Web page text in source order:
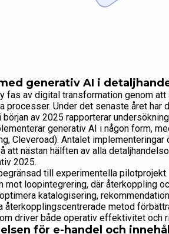
generativ AI i
fas av digital transformation genom
processer. Under det senaste året har
början av 2025 rapporterar
generativ AI i någon form,
Cleveroad). Antalet
att nästan hälften av alla
2025.
till experimentella
mot loopintegrering, där återkoppling
katalogisering,
återkopplingscentrerade metod
driver både operativ effektivitet och
för e-handel och